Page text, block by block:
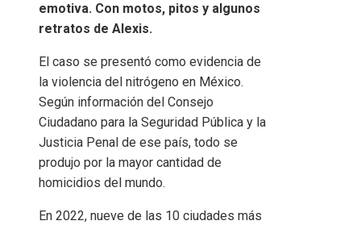
emotiva. Con motos, pitos y algunos
retratos de Alexis.
El caso se presentó como evidencia de
la violencia del nitrógeno en México.
Según información del Consejo
Ciudadano para la Seguridad Pública y la
Justicia Penal de ese país, todo se
produjo por la mayor cantidad de
homicidios del mundo.
En 2022, nueve de las 10 ciudades más